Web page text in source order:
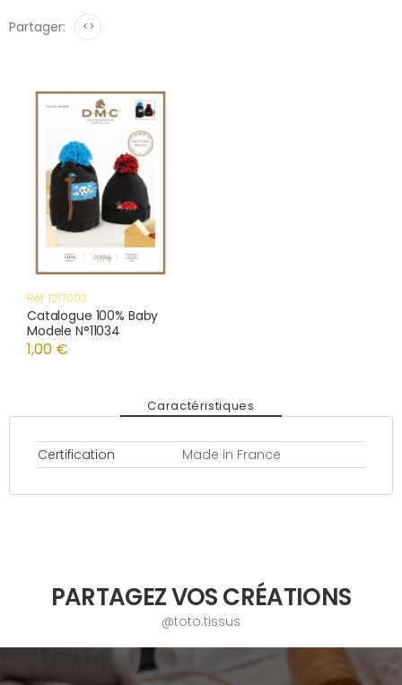
Partager: <>
Réf: 1217003
Catalogue 100% Baby
Modele N°11034
1,00 €
Caractéristiques
Certification Made in France
PARTAGEZ VOS CRÉATIONS
@toto.tissus